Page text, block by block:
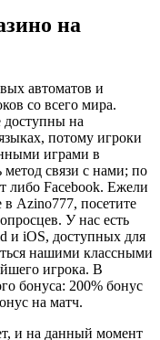
на
автоматов и
со всего мира.
доступны на
потому игроки
играми в
связи с нами; по
либо Facebook. Ежели
в Azino777, посетите
У нас есть
и iOS, доступных для
нашими классными
игрока. В
бонуса: 200% бонус
на матч.
и на данный момент